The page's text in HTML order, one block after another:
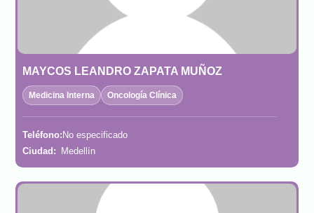
MAYCOS LEANDRO ZAPATA MUÑOZ
Medicina Interna Oncología Clínica
Teléfono: No especificado
Ciudad:
Medellín